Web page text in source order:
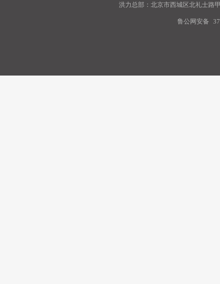
洪力总部：北京市西城区北礼士路
鲁公网安备